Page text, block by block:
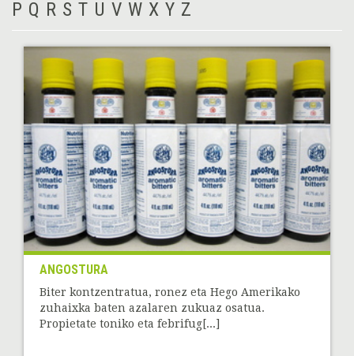
P Q R S T U V W X Y Z
ANGOSTURA
Biter kontzentratua, ronez eta Hego Amerikako
zuhaixka baten azalaren zukuaz osatua.
Propietate toniko eta febrifug[...]